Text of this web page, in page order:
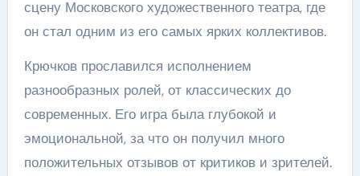
сцену Московского художественного театра, где
он стал одним из его самых ярких коллективов.
Крючков прославился исполнением
разнообразных ролей, от классических до
современных. Его игра была глубокой и
эмоциональной, за что он получил много
положительных отзывов от критиков и зрителей.